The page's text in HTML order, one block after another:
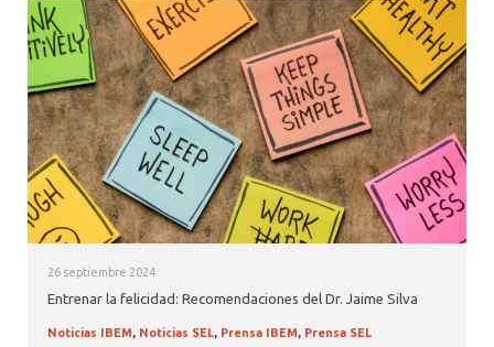
26 septiembre 2024
Entrenar la felicidad: Recomendaciones del Dr. Jaime Silva
Noticias IBEM, Noticias SEL, Prensa IBEM, Prensa SEL